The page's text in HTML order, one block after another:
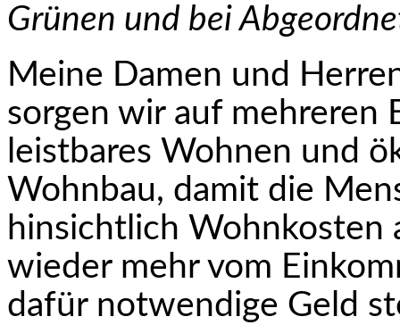
Grünen und bei
Meine Damen und
sorgen wir auf mehreren
leistbares Wohnen und
Wohnbau, damit die
hinsichtlich Wohn­kosten
wieder mehr vom
dafür notwendige Geld